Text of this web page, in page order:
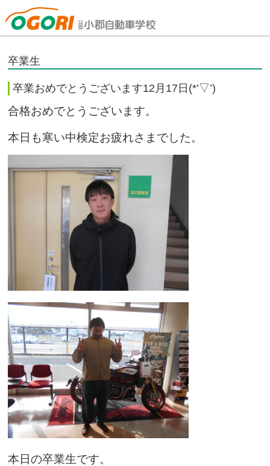
山口県小郡自動車学校
卒業生
卒業おめでとうございます12月17日(*’▽’)
合格おめでとうございます。
本日も寒い中検定お疲れさまでした。
本日の卒業生です。